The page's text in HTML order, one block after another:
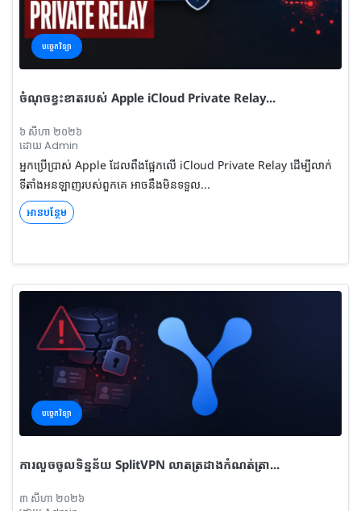
បច្ចេកវិទ្យា
ចំណុចខ្វះខាត​របស់ Apple iCloud Private Relay...
៦ សីហា ២០២៦
ដោយ Admin
អ្នកប្រើប្រាស់ Apple ដែលពឹងផ្អែកលើ iCloud Private Relay ដើម្បីលាក់
ទីតាំងអនឡាញរបស់ពួកគេ អាចនឹងមិនទទួល...
អានបន្ថែម
បច្ចេកវិទ្យា
ការលួចចូលទិន្នន័យ SplitVPN លាតត្រដាងកំណត់ត្រា...
៣ សីហា ២០២៦